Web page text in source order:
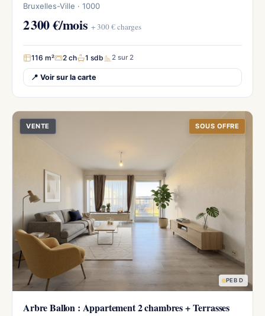
Bruxelles-Ville · 1000
2 300 €/mois + 300 € charges
116 m² 2 ch 1 sdb 2 sur 2
📍 Voir sur la carte
VENTE SOUS OFFRE
PEB D
Arbre Ballon : Appartement 2 chambres + Terrasses